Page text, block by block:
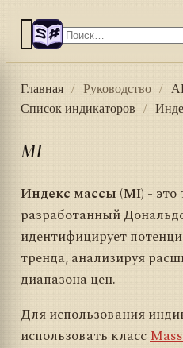
Главная / Руководство /
Список индикаторов
/
MI
Индекс массы (MI) - это
разработанный
идентифицирует
тренда, анализируя
диапазона цен.
Для использования
использовать класс